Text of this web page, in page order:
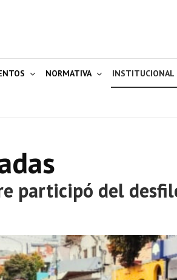
NORMATIVA INSTITUCIONAL
participó del